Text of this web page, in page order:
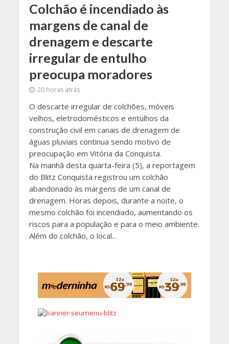
Colchão é incendiado às
margens de canal de
drenagem e descarte
irregular de entulho
preocupa moradores
20 horas atrás
O descarte irregular de colchões, móveis
velhos, eletrodomésticos e entulhos da
construção civil em canais de drenagem de
águas pluviais continua sendo motivo de
preocupação em Vitória da Conquista.
Na manhã desta quarta-feira (5), a reportagem
do Blitz Conquista registrou um colchão
abandonado às margens de um canal de
drenagem. Horas depois, durante a noite, o
mesmo colchão foi incendiado, aumentando os
riscos para a população e para o meio ambiente.
Além do colchão, o local...